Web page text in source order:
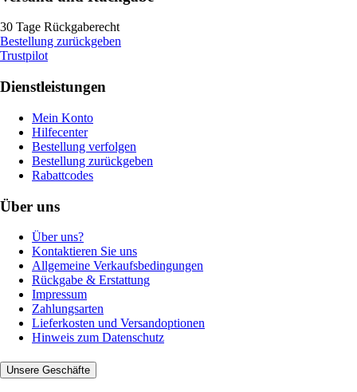
30 Tage Rückgaberecht
Bestellung zurückgeben
Trustpilot
Dienstleistungen
Mein Konto
Hilfecenter
Bestellung verfolgen
Bestellung zurückgeben
Rabattcodes
Über uns
Über uns?
Kontaktieren Sie uns
Allgemeine Verkaufsbedingungen
Rückgabe & Erstattung
Impressum
Zahlungsarten
Lieferkosten und Versandoptionen
Hinweis zum Datenschutz
Unsere Geschäfte